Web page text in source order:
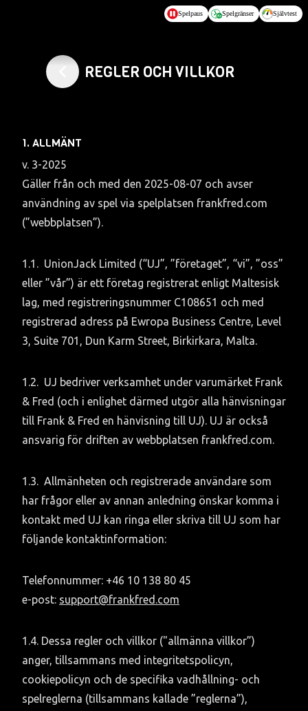
Spelpaus Spelgränser Självtest
REGLER OCH VILLKOR
1. ALLMÄNT
v. 3-2025
Gäller från och med den 2025-08-07 och avser
användning av spel via spelplatsen frankfred.com
(”webbplatsen”).
1.1.	UnionJack Limited (“UJ”, ”företaget”, “vi”, ”oss”
eller ”vår”) är ett företag registrerat enligt Maltesisk
lag, med registreringsnummer C108651 och med
registrerad adress på Ewropa Business Centre, Level
3, Suite 701, Dun Karm Street, Birkirkara, Malta.
1.2.	UJ bedriver verksamhet under varumärket Frank
& Fred (och i enlighet därmed utgör alla hänvisningar
till Frank & Fred en hänvisning till UJ). UJ är också
ansvarig för driften av webbplatsen frankfred.com.
1.3.	Allmänheten och registrerade användare som
har frågor eller av annan anledning önskar komma i
kontakt med UJ kan ringa eller skriva till UJ som har
följande kontaktinformation:
Telefonnummer: +46 10 138 80 45
e-post: support@frankfred.com
1.4. Dessa regler och villkor ("allmänna villkor”)
anger, tillsammans med integritetspolicyn,
cookiepolicyn och de specifika vadhållning- och
spelreglerna (tillsammans kallade ”reglerna”),